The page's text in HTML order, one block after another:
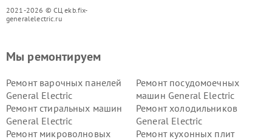
2021-2026 © СЦ ekb.fix-
generalelectric.ru
Мы ремонтируем
Ремонт варочных панелей
General Electric
Ремонт посудомоечных
машин General Electric
Ремонт стиральных машин
General Electric
Ремонт холодильников
General Electric
Ремонт микроволновых
Ремонт кухонных плит